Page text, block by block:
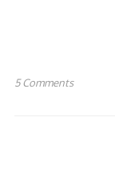
5 Comments